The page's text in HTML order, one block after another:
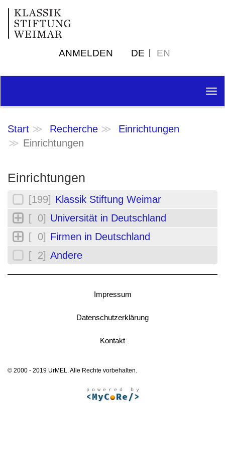
ANMELDEN DE EN
Start Recherche
Einrichtungen
Einrichtungen
Einrichtungen
[199] Klassik Stiftung Weimar
[ 0] Universität in Deutschland
[ 0] Firmen in Deutschland
[ 2] Andere
Impressum
Datenschutzerklärung
Kontakt
© 2000 - 2019 UrMEL. Alle Rechte vorbehalten.